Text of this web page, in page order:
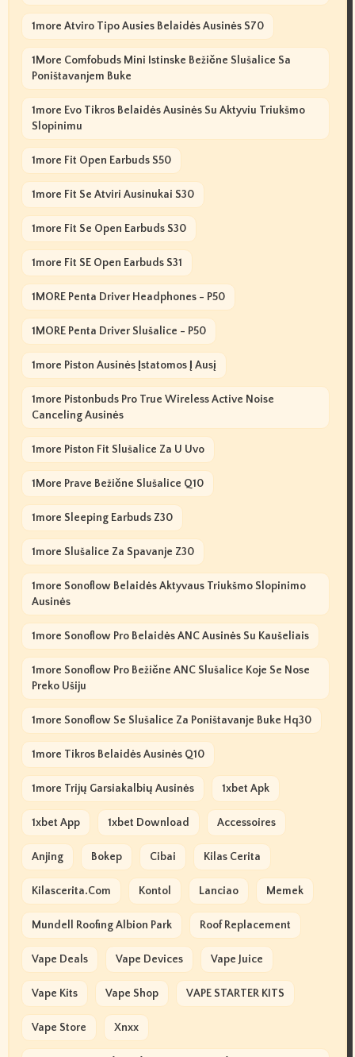
1more Atviro Tipo Ausies Belaidės Ausinės S70
1More Comfobuds Mini Istinske Bežične Slušalice Sa
Poništavanjem Buke
1more Evo Tikros Belaidės Ausinės Su Aktyviu Triukšmo
Slopinimu
1more Fit Open Earbuds S50
1more Fit Se Atviri Ausinukai S30
1more Fit Se Open Earbuds S30
1more Fit SE Open Earbuds S31
1MORE Penta Driver Headphones - P50
1MORE Penta Driver Slušalice - P50
1more Piston Ausinės Įstatomos Į Ausį
1more Pistonbuds Pro True Wireless Active Noise
Canceling Ausinės
1more Piston Fit Slušalice Za U Uvo
1More Prave Bežične Slušalice Q10
1more Sleeping Earbuds Z30
1more Slušalice Za Spavanje Z30
1more Sonoflow Belaidės Aktyvaus Triukšmo Slopinimo
Ausinės
1more Sonoflow Pro Belaidės ANC Ausinės Su Kaušeliais
1more Sonoflow Pro Bežične ANC Slušalice Koje Se Nose
Preko Ušiju
1more Sonoflow Se Slušalice Za Poništavanje Buke Hq30
1more Tikros Belaidės Ausinės Q10
1more Trijų Garsiakalbių Ausinės 1xbet Apk
1xbet App 1xbet Download Accessoires
Anjing Bokep Cibai Kilas Cerita
Kilascerita.com Kontol Lanciao Memek
Mundell Roofing Albion Park Roof Replacement
Vape Deals Vape Devices Vape Juice
Vape Kits Vape Shop VAPE STARTER KITS
Vape Store Xnxx